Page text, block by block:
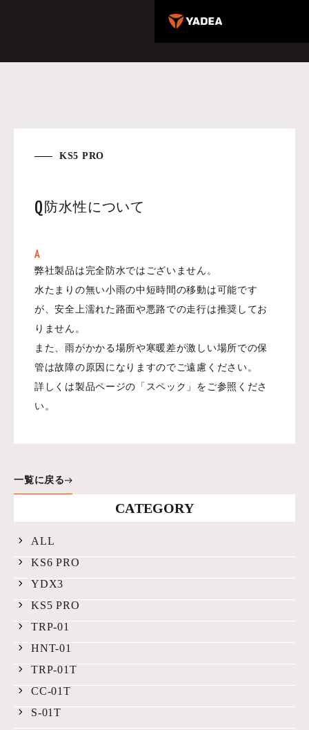
CATEGORY
ALL
KS6 PRO
YDX3
KS5 PRO
TRP-01
HNT-01
TRP-01T
CC-01T
S-01T
KS5 PRO
Q 防水性について
A
弊社製品は完全防水ではございません。
水たまりの無い小雨の中短時間の移動は可能です
が、安全上濡れた路面や悪路での走行は推奨してお
りません。
また、雨がかかる場所や寒暖差が激しい場所での保
管は故障の原因になりますのでご遠慮ください。
詳しくは製品ページの「スペック」をご参照くださ
い。
一覧に戻る